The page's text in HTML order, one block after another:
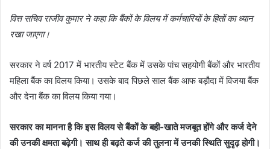
वित्त सचिव राजीव कुमार ने कहा कि बैंकों के विलय में कर्मचारियों के हितों का ध्यान
रखा जाएगा।
सरकार ने वर्ष 2017 में भारतीय स्टेट बैंक में उसके पांच सहयोगी बैंकों और भारतीय
महिला बैंक का विलय किया। उसके बाद पिछले साल बैंक आफ बड़ौदा में विजया बैंक
और देना बैंक का विलय किया गया।
सरकार का मानना है कि इस विलय से बैंकों के बही-खाते मजबूत होंगे और कर्ज देने
की उनकी क्षमता बढ़ेगी। साथ ही बढ़ते कर्ज की तुलना में उनकी स्थिति सुदृढ़ होगी।